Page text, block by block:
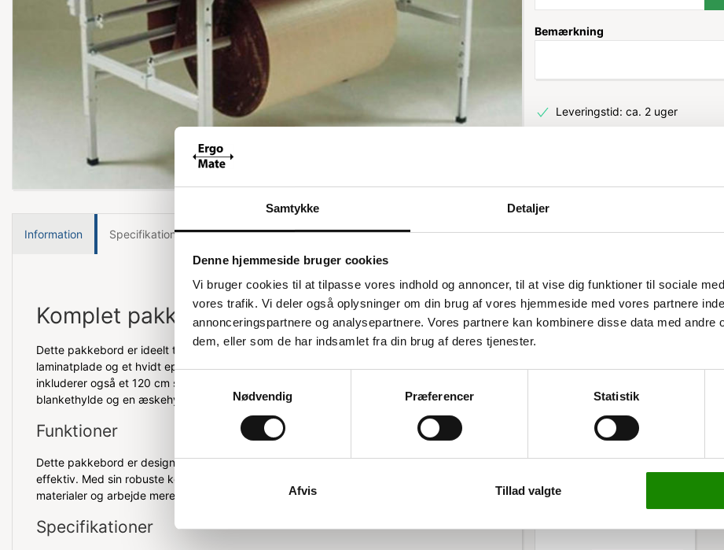
Samtykke Detaljer
Denne hjemmeside bruger cookies
Vi bruger cookies til at tilpasse vores indhold og annoncer, til at vise dig funktioner til sociale
vores trafik. Vi deler også oplysninger om din brug af vores hjemmeside med vores partnere
annonceringspartnere og analysepartnere. Vores partnere kan kombinere disse data med andre
dem, eller som de har indsamlet fra din brug af deres tjenester.
Nødvendig
Præferencer Statistik
Afvis Tillad valgte
Bemærkning
Leveringstid: ca. 2 uger
Information Specifikationer
Komplet pakkebord med overdel
Dette pakkebord er ideelt til alle dine indpakningsbehov. Det kommer med en grå
laminatplade og et hvidt epoxylakeret stel, som er lavet af kraftigt materiale. Bordet
inkluderer også et 120 cm skæreaggregat, tre aksler til kraftpapir og bølgepap, samt en
blankethylde og en æskehylde.
Funktioner
Dette pakkebord er designet til at gøre indpakningsprocessen nemmere og mere
effektiv. Med sin robuste konstruktion og praktiske tilbehør, kan du organisere dine
materialer og arbejde mere effektivt.
Specifikationer
3343990610
Emballagevogn 2 hylder
9.995,00 kr
12.493,75 kr inkl. moms